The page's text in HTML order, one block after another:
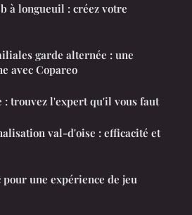
à longueuil : créez votre
garde alternée : une
avec Copareo
: trouvez l'expert qu'il vous faut
val-d'oise : efficacité et
pour une expérience de jeu